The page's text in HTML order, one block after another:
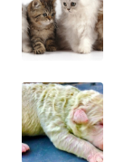
KARIR
DISCLAIMER
Wahana
News
Regional